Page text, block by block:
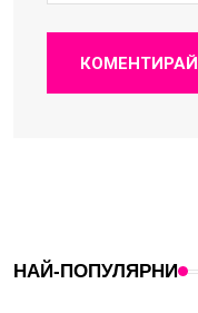
КОМЕНТИРАЙ
НАЙ-ПОПУЛЯРНИ